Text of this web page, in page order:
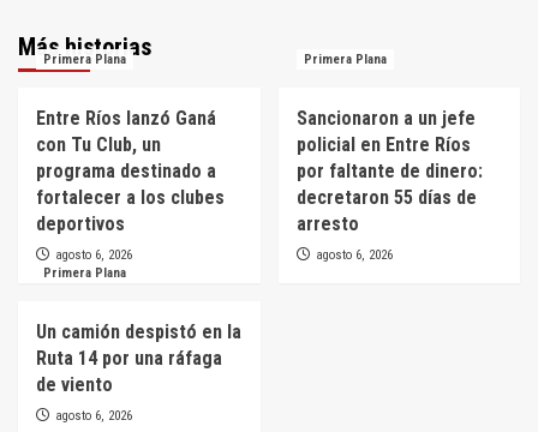
Más historias
Primera Plana
Entre Ríos lanzó Ganá
con Tu Club, un
programa destinado a
fortalecer a los clubes
deportivos
agosto 6, 2026
Primera Plana
Sancionaron a un jefe
policial en Entre Ríos
por faltante de dinero:
decretaron 55 días de
arresto
agosto 6, 2026
Primera Plana
Un camión despistó en la
Ruta 14 por una ráfaga
de viento
agosto 6, 2026